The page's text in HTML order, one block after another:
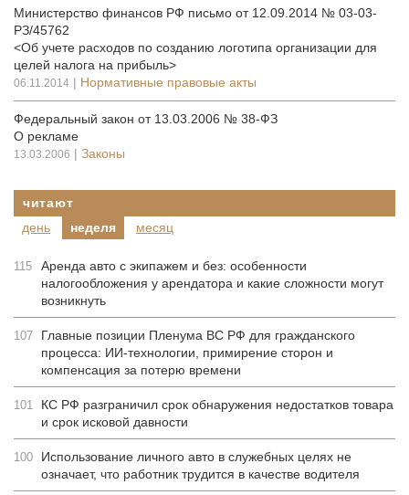
Министерство финансов РФ письмо от 12.09.2014 № 03-03-
РЗ/45762
<Об учете расходов по созданию логотипа организации для
целей налога на прибыль>
06.11.2014 | Нормативные правовые акты
Федеральный закон от 13.03.2006 № 38-ФЗ
О рекламе
13.03.2006 | Законы
читают
день
неделя месяц
115
Аренда авто с экипажем и без: особенности
налогообложения у арендатора и какие сложности могут
возникнуть
107
Главные позиции Пленума ВС РФ для гражданского
процесса: ИИ-технологии, примирение сторон и
компенсация за потерю времени
101
КС РФ разграничил срок обнаружения недостатков товара
и срок исковой давности
100
Использование личного авто в служебных целях не
означает, что работник трудится в качестве водителя